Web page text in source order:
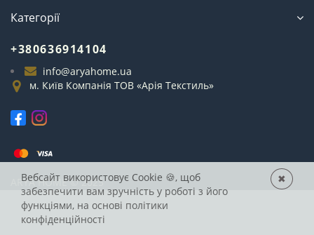
Категорії
+380636914104
info@aryahome.ua
м. Київ Компанія ТОВ «Арія Текстиль»
ARYAHOME © 2025
Вебсайт використовує Cookie 🍪, щоб
забезпечити вам зручність у роботі з його
функціями, на основі політики
конфіденційності
✖